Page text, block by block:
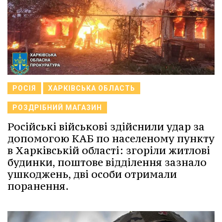
РОСІЯ ХАРКІВСЬКА ОБЛАСТЬ
РОЗДРІБНИЙ МАГАЗИН
Російські військові здійснили удар за
допомогою КАБ по населеному пункту
в Харківській області: згоріли житлові
будинки, поштове відділення зазнало
ушкоджень, дві особи отримали
поранення.